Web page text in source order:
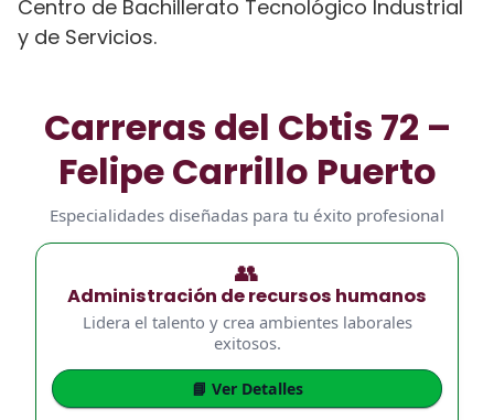
Centro de Bachillerato Tecnológico Industrial
y de Servicios.
Carreras del Cbtis 72 –
Felipe Carrillo Puerto
Especialidades diseñadas para tu éxito profesional
👥
Administración de recursos humanos
Lidera el talento y crea ambientes laborales
exitosos.
📘 Ver Detalles